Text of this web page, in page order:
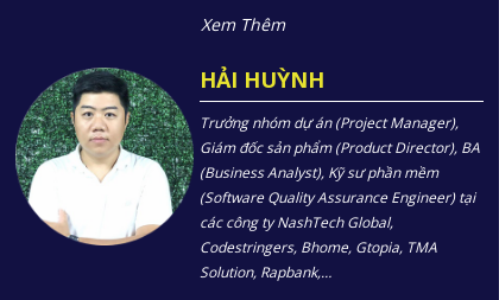
Xem Thêm
HẢI HUỲNH
Trưởng nhóm dự án (Project Manager),
Giám đốc sản phẩm (Product Director), BA
(Business Analyst), Kỹ sư phần mềm
(Software Quality Assurance Engineer) tại
các công ty NashTech Global,
Codestringers, Bhome, Gtopia, TMA
Solution, Rapbank,…